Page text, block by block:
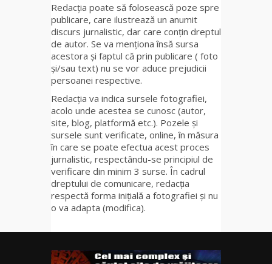
Redacția poate să folosească poze spre
publicare, care ilustrează un anumit
discurs jurnalistic, dar care conțin dreptul
de autor. Se va menționa însă sursa
acestora și faptul că prin publicare ( foto
și/sau text) nu se vor aduce prejudicii
persoanei respective.
Redacția va indica sursele fotografiei,
acolo unde acestea se cunosc (autor,
site, blog, platformă etc.). Pozele și
sursele sunt verificate, online, în măsura
în care se poate efectua acest proces
jurnalistic, respectându-se principiul de
verificare din minim 3 surse. În cadrul
dreptului de comunicare, redacția
respectă forma inițială a fotografiei și nu
o va adapta (modifica).